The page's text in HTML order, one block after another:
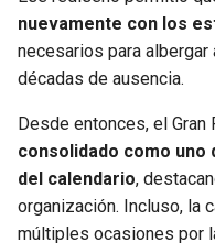
nuevamente con los
necesarios para albergar
décadas de ausencia.
Desde entonces, el
consolidado como
del calendario,
organización. Incluso, la
múltiples ocasiones por